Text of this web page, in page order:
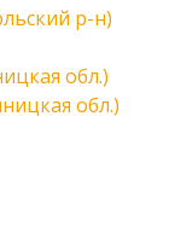
р-н)
обл.)
обл.)